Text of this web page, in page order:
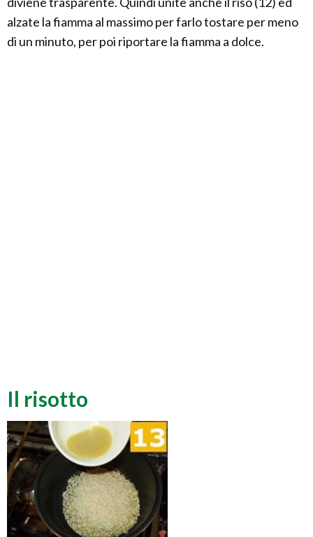
alzate la fiamma al massimo per farlo tostare per meno
di un minuto, per poi riportare la fiamma a dolce.
Il risotto